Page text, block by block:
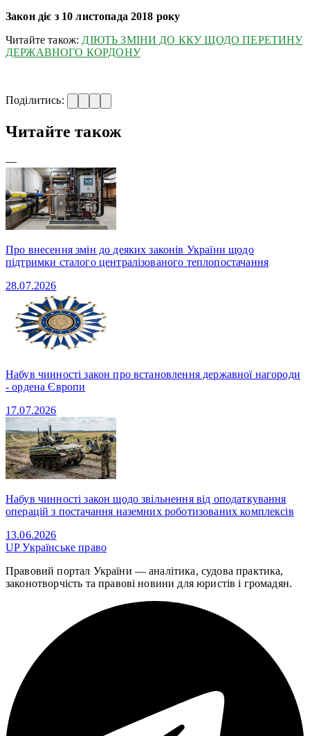
Закон діє з 10 листопада 2018 року
Читайте також: ДІЮТЬ ЗМІНИ ДО ККУ ЩОДО ПЕРЕТИНУ
ДЕРЖАВНОГО КОРДОНУ
Поділитись:
Читайте також
—
Про внесення змін до деяких законів України щодо
підтримки сталого централізованого теплопостачання
28.07.2026
Набув чинності закон про встановлення державної нагороди
- ордена Європи
17.07.2026
Набув чинності закон щодо звільнення від оподаткування
операцій з постачання наземних роботизованих комплексів
13.06.2026
UPУкраїнське право
Правовий портал України — аналітика, судова практика,
законотворчість та правові новини для юристів і громадян.